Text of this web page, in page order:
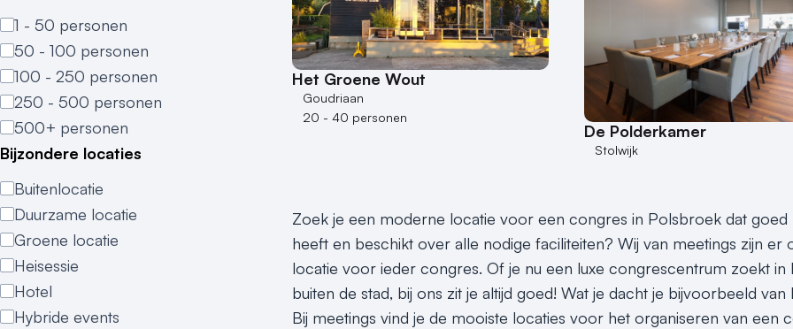
1 - 50 personen
50 - 100 personen
100 - 250 personen
250 - 500 personen
500+ personen
Bijzondere locaties
Buitenlocatie
Duurzame locatie
Groene locatie
Heisessie
Hotel
Hybride events
Het Groene Wout
Goudriaan
20 - 40 personen
De Polderkamer
Stolwijk
Zoek je een moderne locatie voor een congres in Polsbroek dat
heeft en beschikt over alle nodige faciliteiten? Wij van meetings zijn
locatie voor ieder congres. Of je nu een luxe congrescentrum zoekt
buiten de stad, bij ons zit je altijd goed! Wat je dacht je bijvoorbeeld van
Bij meetings vind je de mooiste locaties voor het organiseren van